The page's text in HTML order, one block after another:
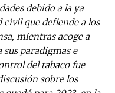
debido a la ya
civil que defiende a los
mientras acoge a
paradigmas e
del tabaco fue
sobre los